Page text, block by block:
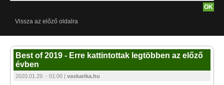
Vissza az előző oldalra
Best of 2019 - Erre kattintottak legtöbben az előző
évben
2020.01.29. - 01:00 | vaskarika.hu